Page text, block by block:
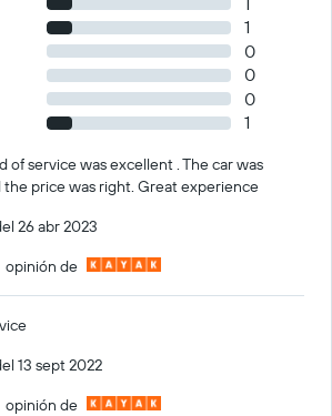
1
0
0
0
1
of service was excellent . The car was
the price was right. Great experience
26 abr 2023
opinión de
13 sept 2022
opinión de